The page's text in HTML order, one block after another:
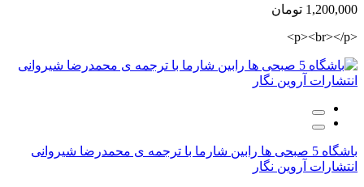
1,200,000 تومان
<p><br></p>
باشگاه 5 صبحی ها رابین شارما با ترجمه ی محمدرضا شیروانی
انتشارات آروین نگار